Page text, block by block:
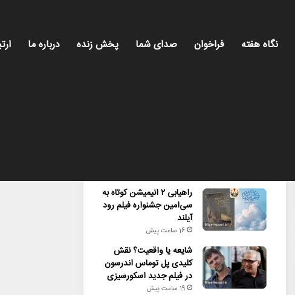
نگاه هفته فراخوان صدای شما پخش زنده درباره ما
راهیابی ۲ انیمیشن کوتاه به
سی‌امین جشنواره فیلم رود
آیلند
16 ساعت پیش
شایعه یا واقعیت؟ نقش
کلیدی پل توماس اندرسون
در فیلم جدید اسکورسیزی
19 ساعت پیش